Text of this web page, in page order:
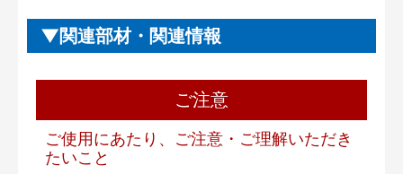
関連部材・関連情報
ご注意
ご使用にあたり、ご注意・ご理解いただき
たいこと